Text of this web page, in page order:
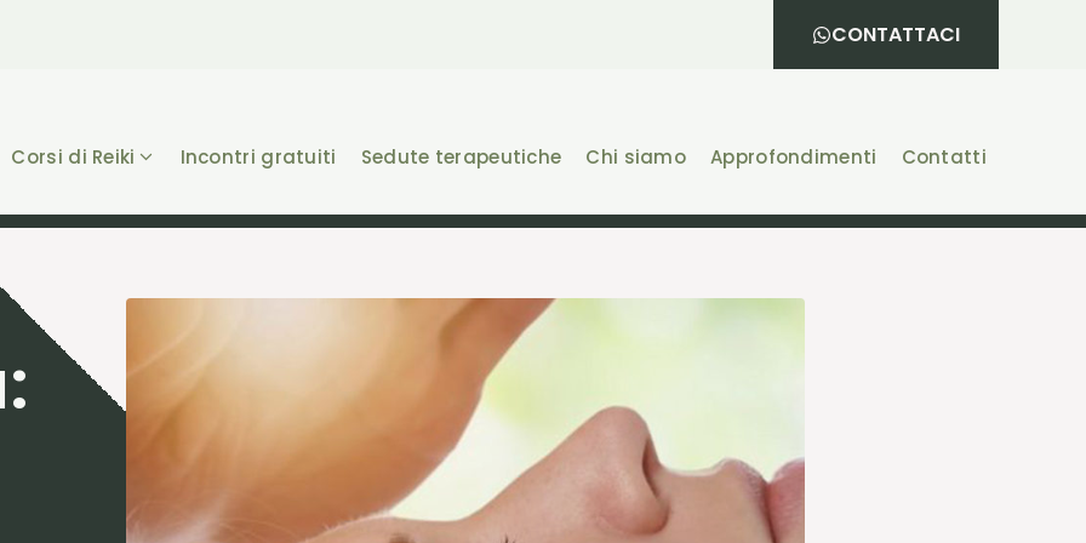
CONTATTACI
Corsi di Reiki Incontri gratuiti Sedute terapeutiche Chi siamo Approfondimenti Contatti